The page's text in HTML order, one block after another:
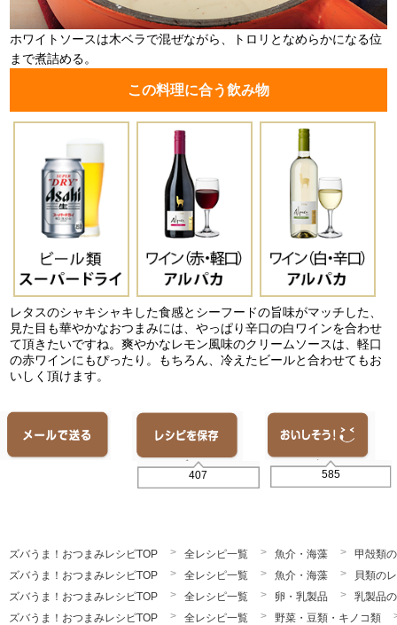
ホワイトソースは木ベラで混ぜながら、トロリとなめらかになる位
まで煮詰める。
この料理に合う飲み物
レタスのシャキシャキした食感とシーフードの旨味がマッチした、
見た目も華やかなおつまみには、やっぱり辛口の白ワインを合わせ
て頂きたいですね。爽やかなレモン風味のクリームソースは、軽口
の赤ワインにもぴったり。もちろん、冷えたビールと合わせてもお
いしく頂けます。
407 585
ズバうま！おつまみレシピTOP 全レシピ一覧 魚介・海藻
甲殻類
ズバうま！おつまみレシピTOP
全レシピ一覧 魚介・海藻
貝類の
ズバうま！おつまみレシピTOP
全レシピ一覧 卵・乳製品
乳製品
ズバうま！おつまみレシピTOP
全レシピ一覧
野菜・豆類・キノコ類